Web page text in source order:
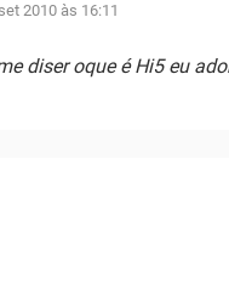
2010 às 16:11
diser oque é Hi5 eu